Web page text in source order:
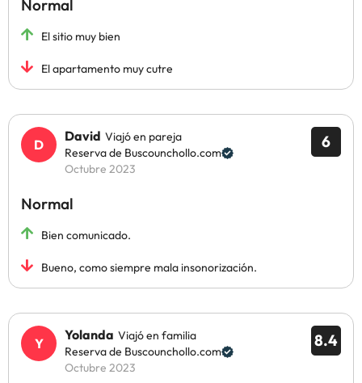
Normal
El sitio muy bien
El apartamento muy cutre
6
David Viajó en pareja
Reserva de Buscounchollo.com
Octubre 2023
Normal
Bien comunicado.
Bueno, como siempre mala insonorización.
8.4
Yolanda Viajó en familia
Reserva de Buscounchollo.com
Octubre 2023